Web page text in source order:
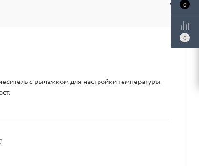
с рычажком для настройки температуры
0
0